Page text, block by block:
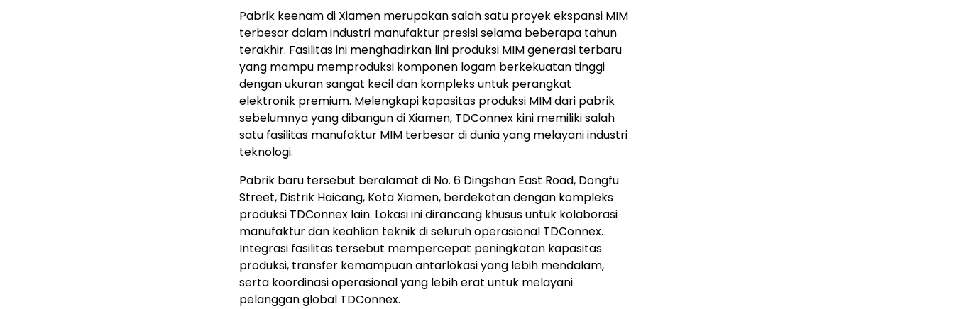
Pabrik keenam di Xiamen merupakan salah satu proyek ekspansi MIM
terbesar dalam industri manufaktur presisi selama beberapa tahun
terakhir. Fasilitas ini menghadirkan lini produksi MIM generasi terbaru
yang mampu memproduksi komponen logam berkekuatan tinggi
dengan ukuran sangat kecil dan kompleks untuk perangkat
elektronik premium. Melengkapi kapasitas produksi MIM dari pabrik
sebelumnya yang dibangun di Xiamen, TDConnex kini memiliki salah
satu fasilitas manufaktur MIM terbesar di dunia yang melayani industri
teknologi.
Pabrik baru tersebut beralamat di No. 6 Dingshan East Road, Dongfu
Street, Distrik Haicang, Kota Xiamen, berdekatan dengan kompleks
produksi TDConnex lain. Lokasi ini dirancang khusus untuk kolaborasi
manufaktur dan keahlian teknik di seluruh operasional TDConnex.
Integrasi fasilitas tersebut mempercepat peningkatan kapasitas
produksi, transfer kemampuan antarlokasi yang lebih mendalam,
serta koordinasi operasional yang lebih erat untuk melayani
pelanggan global TDConnex.